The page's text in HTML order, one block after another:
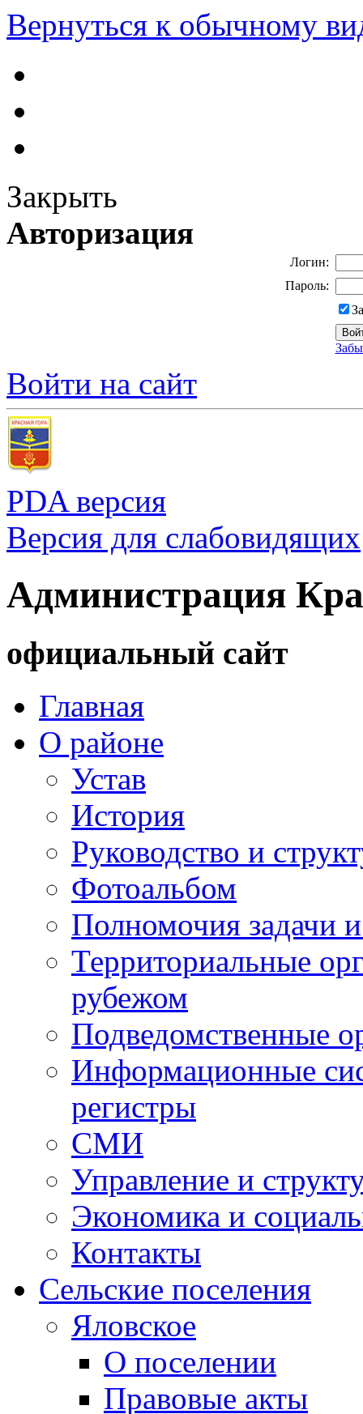
Вернуться к обычному
Закрыть
Авторизация
Логин:
Пароль:
Войти на сайт
PDA версия
Версия для слабовидящих
Администрация
официальный сайт
Главная
О районе
Устав
История
Руководство и
Фотоальбом
Полномочия задачи
Территориальные
рубежом
Подведомственные
Информационные
регистры
СМИ
Управление и
Экономика и
Контакты
Сельские поселения
Яловское
О поселении
Правовые акты